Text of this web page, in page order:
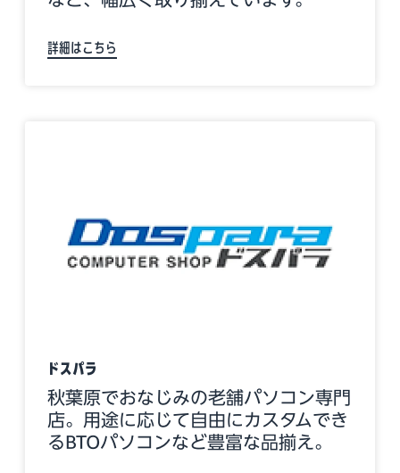
詳細はこちら
ドスパラ
秋葉原でおなじみの老舗パソコン専門
店。用途に応じて自由にカスタムでき
るBTOパソコンなど豊富な品揃え。